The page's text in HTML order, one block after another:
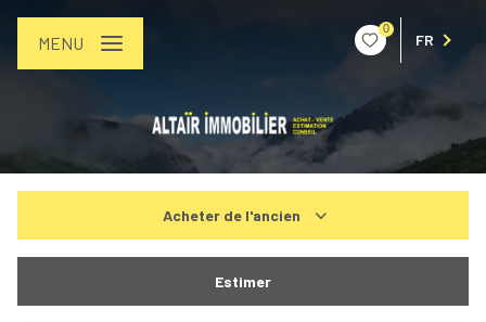
0
FR
MENU
Acheter de l'ancien
Estimer